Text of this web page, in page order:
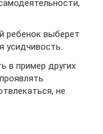
ребенок выберет
усидчивость.
в пример других
не